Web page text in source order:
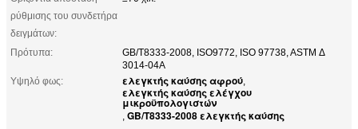
ρύθμισης του συνδετήρα
δειγμάτων:
Πρότυπα:
GB/T8333-2008, ISO9772, ISO 97738, ASTM Δ
3014-04A
Υψηλό φως:
ελεγκτής καύσης αφρού,
ελεγκτής καύσης ελέγχου
μικροϋπολογιστών
, GB/T8333-2008 ελεγκτής καύσης